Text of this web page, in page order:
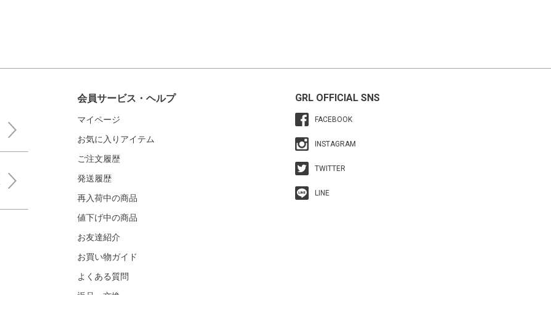
会員サービス・ヘルプ
マイページ
お気に入りアイテム
ご注文履歴
発送履歴
再入荷中の商品
値下げ中の商品
お友達紹介
お買い物ガイド
よくある質問
返品・交換
GRL OFFICIAL SNS
FACEBOOK
INSTAGRAM
TWITTER
LINE